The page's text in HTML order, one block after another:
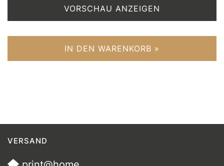
VORSCHAU ANZEIGEN
IN DEN WARENKORB »
VERSAND